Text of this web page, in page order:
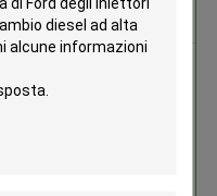
per
di Ford degli
dei